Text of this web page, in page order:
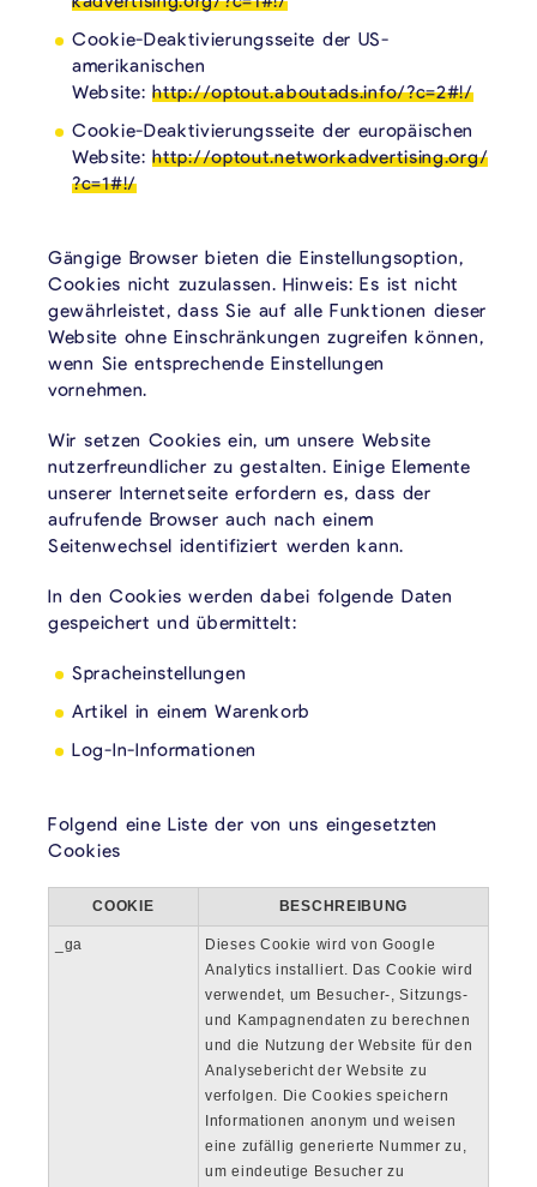
Cookie-Deaktivierungsseite der US-
amerikanischen
Website:http://optout.aboutads.info/?c=2#!/
Cookie-Deaktivierungsseite der europäischen
Website:http://optout.networkadvertising.org/
?c=1#!/
Gängige Browser bieten die Einstellungsoption,
Cookies nicht zuzulassen. Hinweis: Es ist nicht
gewährleistet, dass Sie auf alle Funktionen dieser
Website ohne Einschränkungen zugreifen können,
wenn Sie entsprechende Einstellungen
vornehmen.
Wir setzen Cookies ein, um unsere Website
nutzerfreundlicher zu gestalten. Einige Elemente
unserer Internetseite erfordern es, dass der
aufrufende Browser auch nach einem
Seitenwechsel identifiziert werden kann.
In den Cookies werden dabei folgende Daten
gespeichert und übermittelt:
Spracheinstellungen
Artikel in einem Warenkorb
Log-In-Informationen
Folgend eine Liste der von uns eingesetzten
Cookies
COOKIE BESCHREIBUNG
_ga
Dieses Cookie wird von Google
Analytics installiert. Das Cookie wird
verwendet, um Besucher-, Sitzungs-
und Kampagnendaten zu berechnen
und die Nutzung der Website für den
Analysebericht der Website zu
verfolgen. Die Cookies speichern
Informationen anonym und weisen
eine zufällig generierte Nummer zu,
um eindeutige Besucher zu